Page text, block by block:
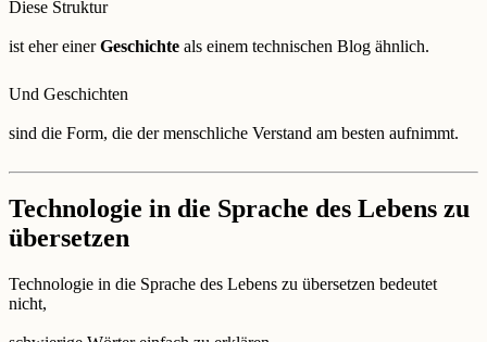
Diese Struktur
ist eher einerGeschichte als einem technischen Blog ähnlich.
Und Geschichten
sind die Form, die der menschliche Verstand am besten aufnimmt.
Technologie in die Sprache des Lebens zu
übersetzen
Technologie in die Sprache des Lebens zu übersetzen bedeutet
nicht,